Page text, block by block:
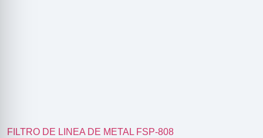
FILTRO DE LINEA DE METAL FSP-808